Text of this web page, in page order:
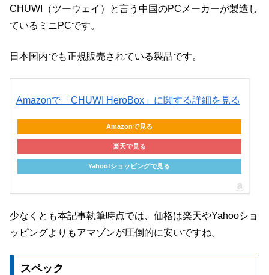
CHUWI（ツーウェイ）と言う中国のPCメーカーが製造し
ているミニPCです。
日本国内でも正規販売されている製品です。
Amazonで「CHUWI HeroBox」に関する詳細を見る
Amazonで見る
楽天で見る
Yahoo!ショッピングで見る
少なくとも本記事執筆時点では、価格は楽天やYahooショ
ッピングよりもアマゾンが圧倒的に安いですね。
スペック